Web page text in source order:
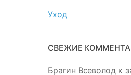
Уход
СВЕЖИЕ
Брагин Всеволод к